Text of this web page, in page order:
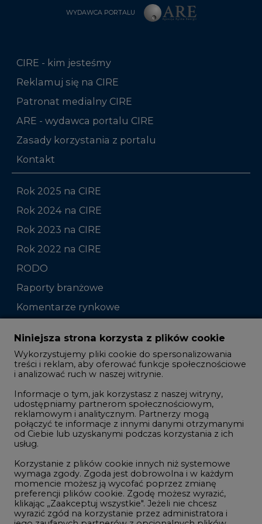
WYDAWCA PORTALU
CIRE - kim jesteśmy
Reklamuj się na CIRE
Patronat medialny CIRE
ARE - wydawca portalu CIRE
Zasady korzystania z portalu
Kontakt
Rok 2025 na CIRE
Rok 2024 na CIRE
Rok 2023 na CIRE
Rok 2022 na CIRE
RODO
Raporty branżowe
Komentarze rynkowe
Zmiany kadrowe na rynku
Studio CIRE
Rozmowy o energetyce
Gospodarka
Geopolityka
LTE450
Innowacje i AI
Telekomunikacja i IT
Handel emisjami CO2
Niniejsza strona korzysta z plików cookie
Wykorzystujemy pliki cookie do spersonalizowania
treści i reklam, aby oferować funkcje społecznościowe
i analizować ruch w naszej witrynie.
Informacje o tym, jak korzystasz z naszej witryny,
udostępniamy partnerom społecznościowym,
reklamowym i analitycznym. Partnerzy mogą
połączyć te informacje z innymi danymi otrzymanymi
od Ciebie lub uzyskanymi podczas korzystania z ich
usług.
Korzystanie z plików cookie innych niż systemowe
wymaga zgody. Zgoda jest dobrowolna i w każdym
momencie możesz ją wycofać poprzez zmianę
preferencji plików cookie. Zgodę możesz wyrazić,
klikając „Zaakceptuj wszystkie". Jeżeli nie chcesz
wyrazić zgód na korzystanie przez administratora i